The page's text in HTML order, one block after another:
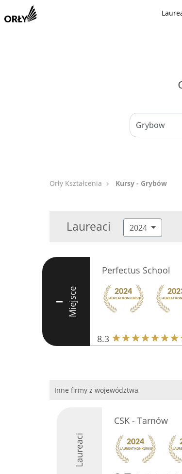
Orły Kształcenia Kursy - Grybów
Laureaci 2024
I Miejsce
Perfectus School
8.3
Inne firmy z województwa
Laureaci
CSK - Tarnów